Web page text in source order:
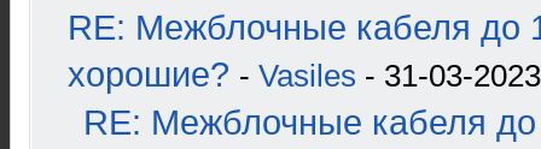
RE: Межблочные кабеля до
хорошие? - Vasiles - 31-03-
RE: Межблочные кабеля до